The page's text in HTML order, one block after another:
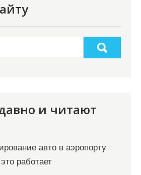
и читают
авто в аэропорту
работает